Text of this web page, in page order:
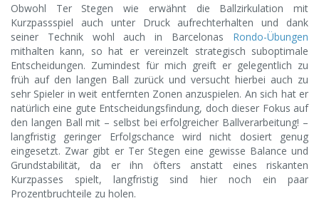
Obwohl Ter Stegen wie erwähnt die Ballzirkulation mit
Kurzpassspiel auch unter Druck aufrechterhalten und dank
seiner Technik wohl auch in Barcelonas Rondo-Übungen
mithalten kann, so hat er vereinzelt strategisch suboptimale
Entscheidungen. Zumindest für mich greift er gelegentlich zu
früh auf den langen Ball zurück und versucht hierbei auch zu
sehr Spieler in weit entfernten Zonen anzuspielen. An sich hat er
natürlich eine gute Entscheidungsfindung, doch dieser Fokus auf
den langen Ball mit – selbst bei erfolgreicher Ballverarbeitung! –
langfristig geringer Erfolgschance wird nicht dosiert genug
eingesetzt. Zwar gibt er Ter Stegen eine gewisse Balance und
Grundstabilität, da er ihn öfters anstatt eines riskanten
Kurzpasses spielt, langfristig sind hier noch ein paar
Prozentbruchteile zu holen.